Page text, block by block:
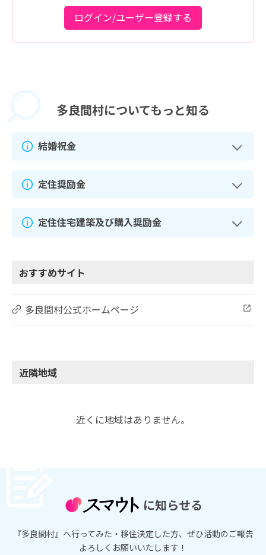
ログイン/ユーザー登録する
多良間村についてもっと知る
結婚祝金
定住奨励金
定住住宅建築及び購入奨励金
おすすめサイト
多良間村公式ホームページ
近隣地域
近くに地域はありません。
に知らせる
『多良間村』へ行ってみた・移住決定した方、ぜひ活動のご報告
よろしくお願いいたします！